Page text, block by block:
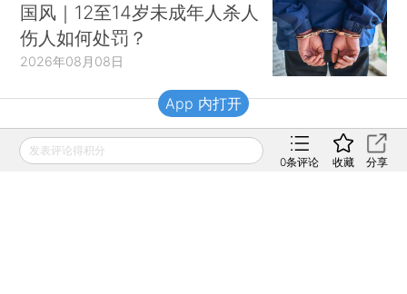
国风｜12至14岁未成年人杀人
伤人如何处罚？
2026年08月08日
财新移动
发表评论得积分
0条评论 收藏 分享
App 内打开